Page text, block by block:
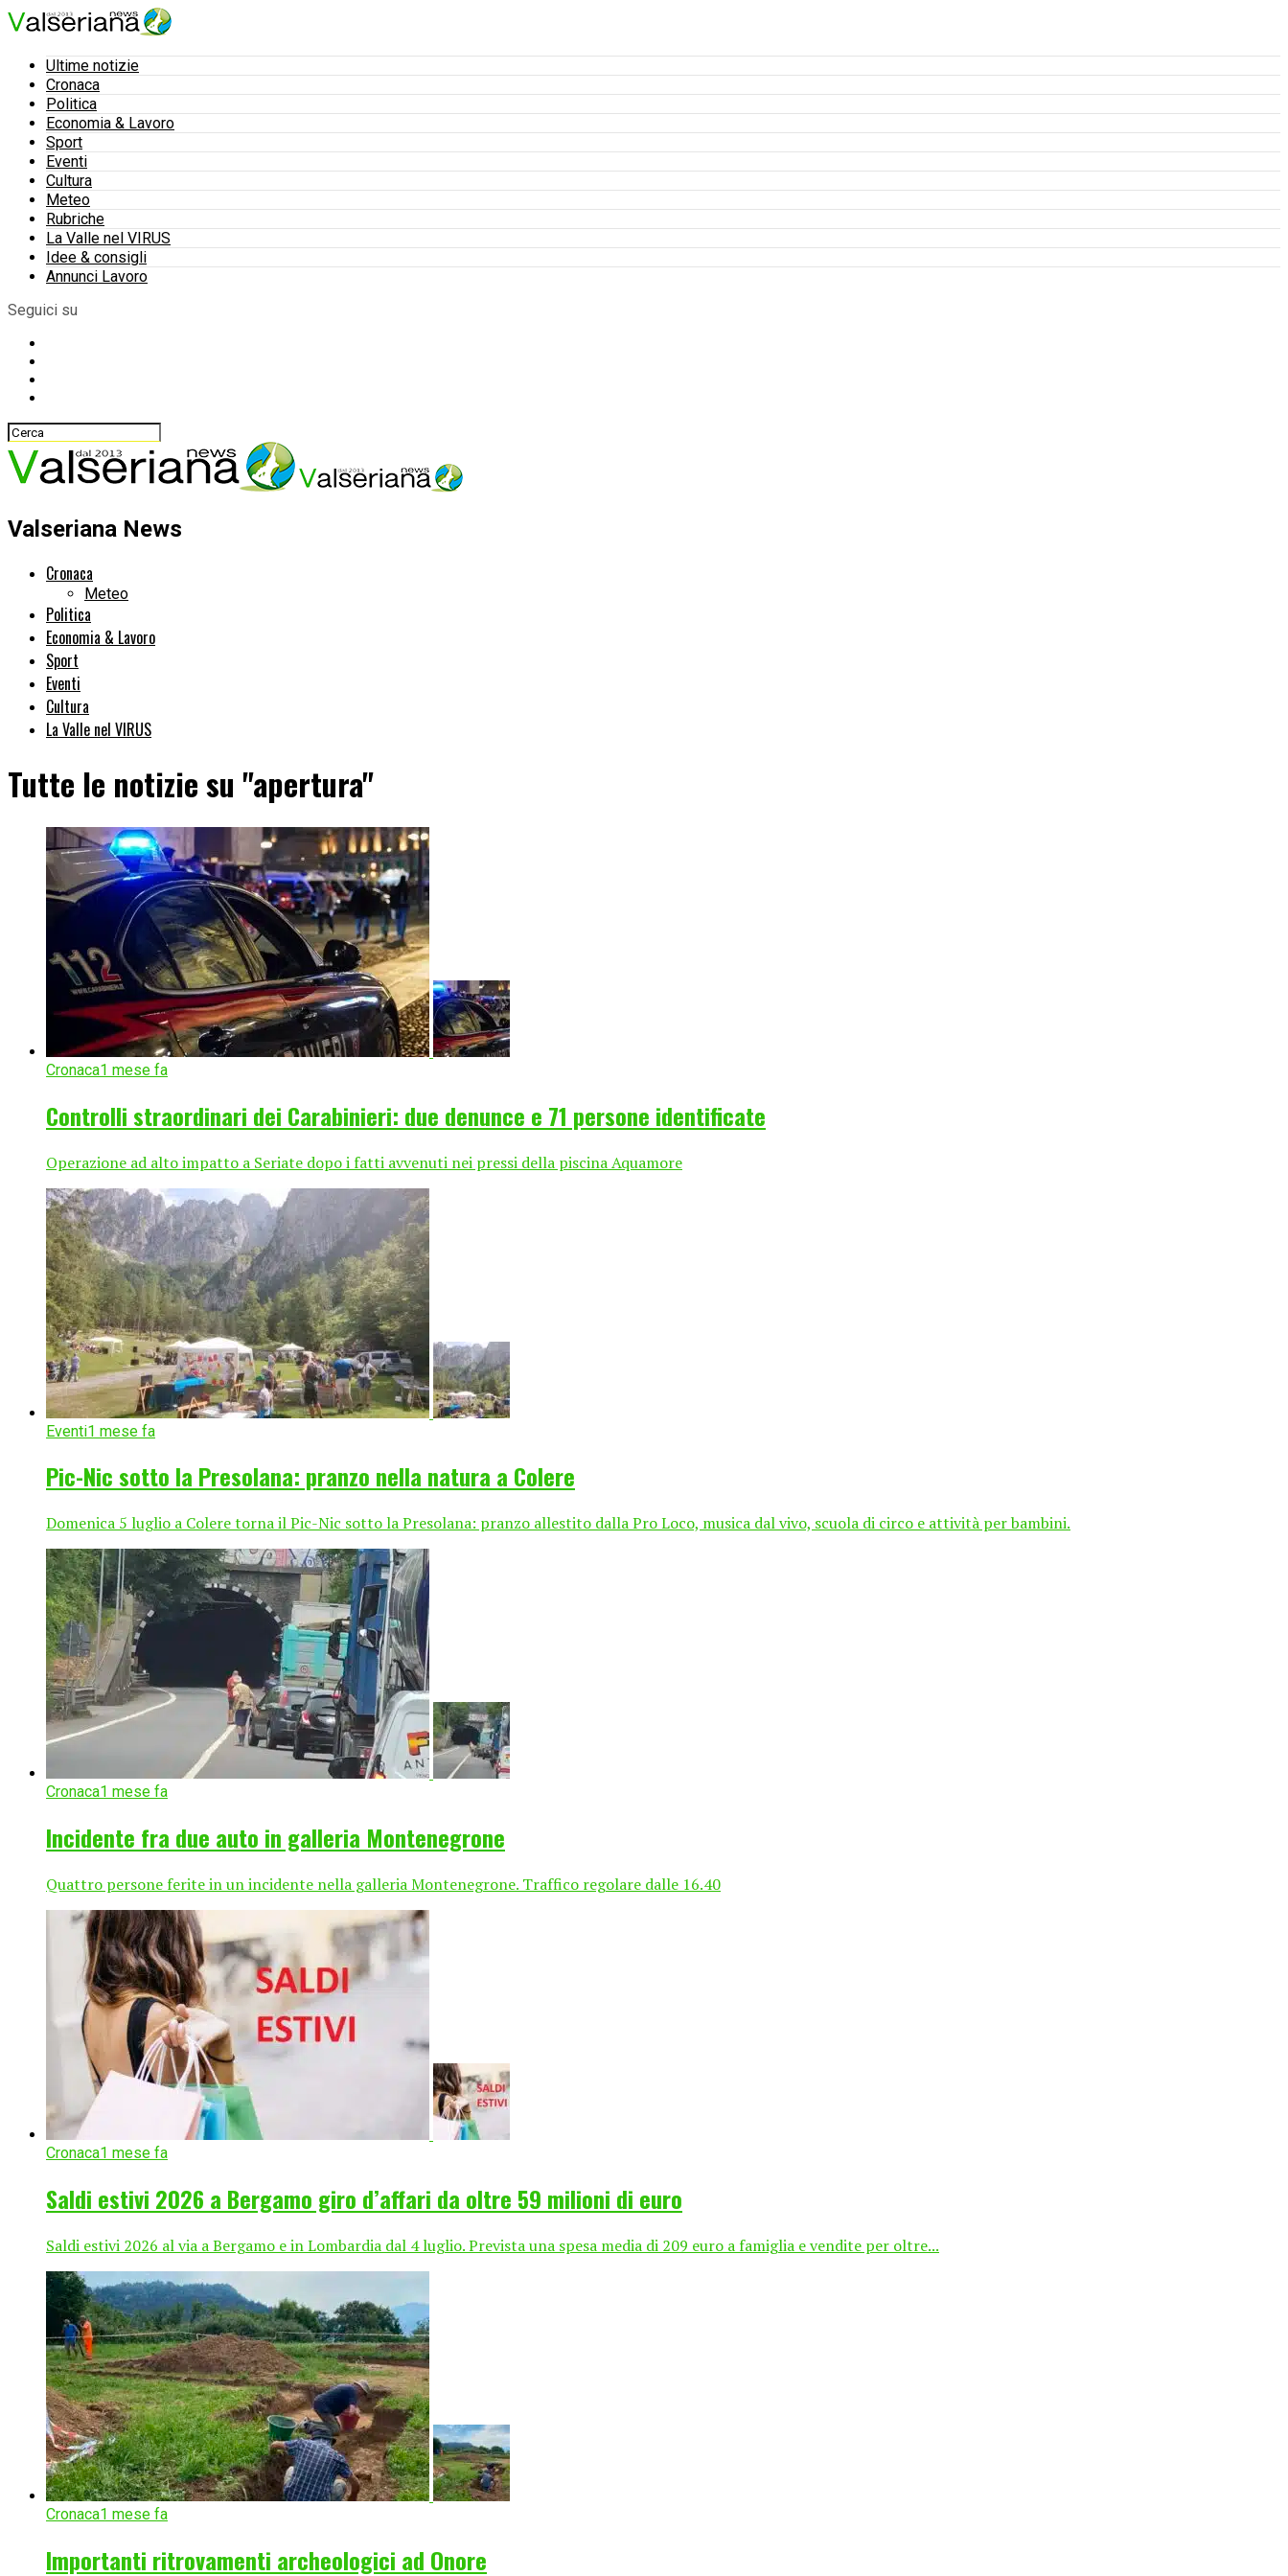
Ultime notizie
Cronaca
Politica
Economia & Lavoro
Sport
Eventi
Cultura
Meteo
Rubriche
La Valle nel VIRUS
Idee & consigli
Annunci Lavoro
Seguici su
Valseriana News
Cronaca
Meteo
Politica
Economia & Lavoro
Sport
Eventi
Cultura
La Valle nel VIRUS
Tutte le notizie su "apertura"
Cronaca1 mese fa
Controlli straordinari dei Carabinieri: due denunce e 71 persone identificate
Operazione ad alto impatto a Seriate dopo i fatti avvenuti nei pressi della piscina Aquamore
Eventi1 mese fa
Pic-Nic sotto la Presolana: pranzo nella natura a Colere
Domenica 5 luglio a Colere torna il Pic-Nic sotto la Presolana: pranzo allestito dalla Pro Loco, musica dal vivo, scuola di circo e attività per bambini.
Cronaca1 mese fa
Incidente fra due auto in galleria Montenegrone
Quattro persone ferite in un incidente nella galleria Montenegrone. Traffico regolare dalle 16.40
Cronaca1 mese fa
Saldi estivi 2026 a Bergamo giro d’affari da oltre 59 milioni di euro
Saldi estivi 2026 al via a Bergamo e in Lombardia dal 4 luglio. Prevista una spesa media di 209 euro a famiglia e vendite per oltre...
Cronaca1 mese fa
Importanti ritrovamenti archeologici ad Onore